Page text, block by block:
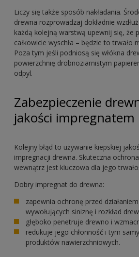
Liczy się także sposób nakładania.
drewna rozprowadzaj dokładnie
każdą kolejną warstwą upewnij się, że
całkowicie wyschła – będzie to trwało
Poza tym jeśli podniosą się włókna
powierzchnię drobnoziarnistym
odpyl.
Zabezpieczenie
jakości impregnatem
Kolejny błąd to używanie kiepskiej
impregnacji drewna. Skuteczna
wewnątrz jest kluczowa dla jego
Dobry impregnat do drewna:
zapewnia ochronę przed
wywołujących siniznę i rozkład
głęboko penetruje drewno i
redukuje jego chłonność i tym
produktów nawierzchniowych.